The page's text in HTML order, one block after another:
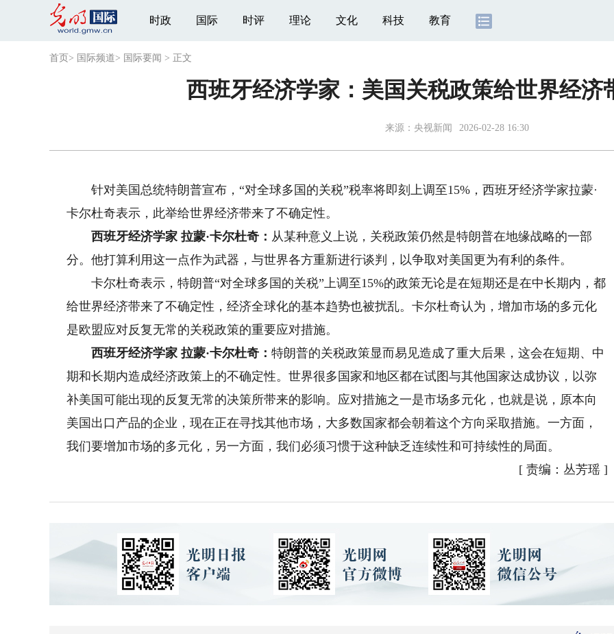
时政 国际 时评 理论 文化 科技 教育
首页 > 国际频道> 国际要闻 > 正文
西班牙经济学家：美国关税政策给世界经济
来源： 央视新闻 2026-02-28 16:30
针对美国总统特朗普宣布，“对全球多国的关税”税率将即刻上调至15%，西班牙经济学家拉蒙·
卡尔杜奇表示，此举给世界经济带来了不确定性。
西班牙经济学家 拉蒙·卡尔杜奇： 从某种意义上说，关税政策仍然是特朗普在地缘战略的一部
分。他打算利用这一点作为武器，与世界各方重新进行谈判，以争取对美国更为有利的条件。
卡尔杜奇表示，特朗普“对全球多国的关税”上调至15%的政策无论是在短期还是在中长期内，都
给世界经济带来了不确定性，经济全球化的基本趋势也被扰乱。卡尔杜奇认为，增加市场的多元化
是欧盟应对反复无常的关税政策的重要应对措施。
西班牙经济学家 拉蒙·卡尔杜奇：特朗普的关税政策显而易见造成了重大后果，这会在短期、中
期和长期内造成经济政策上的不确定性。世界很多国家和地区都在试图与其他国家达成协议，以弥
补美国可能出现的反复无常的决策所带来的影响。应对措施之一是市场多元化，也就是说，原本向
美国出口产品的企业，现在正在寻找其他市场，大多数国家都会朝着这个方向采取措施。一方面，
我们要增加市场的多元化，另一方面，我们必须习惯于这种缺乏连续性和可持续性的局面。
[ 责编：丛芳瑶 ]